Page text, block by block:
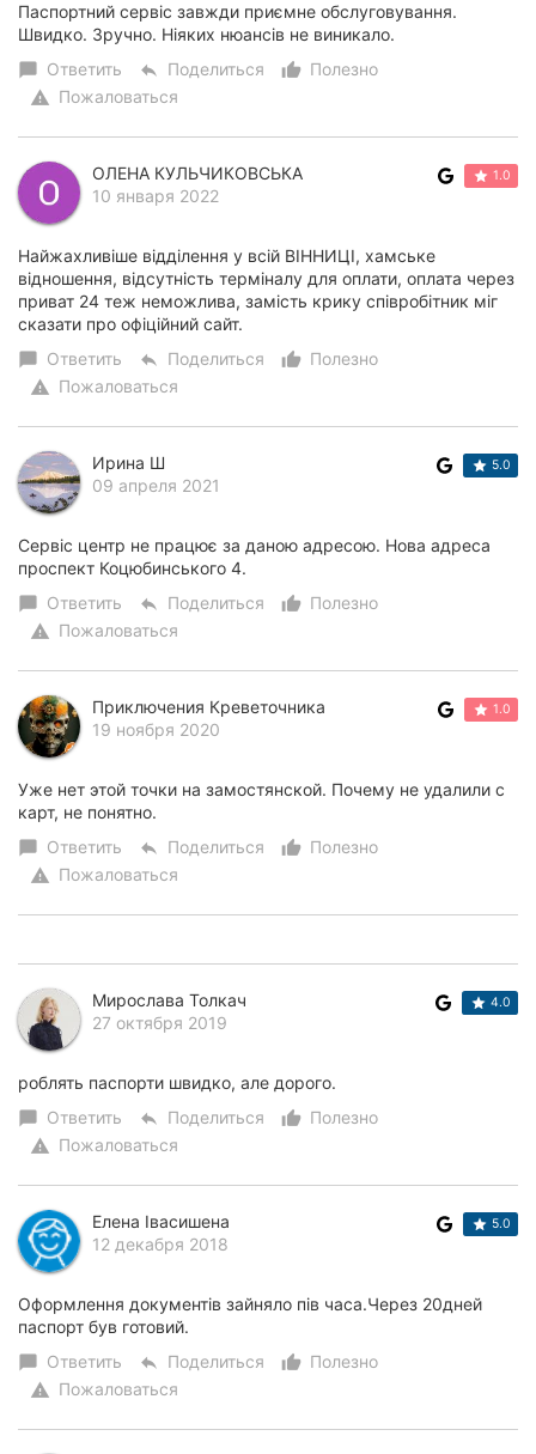
Ивано-
Франковск
Луцк
Карпаты
Паспортний сервіс завжди приємне обслуговування.
Швидко. Зручно. Ніяких нюансів не виникало.
chat_bubble Ответить reply Поделиться thumb_up_alt
Полезно
warning Пожаловаться
ОЛЕНА КУЛЬЧИКОВСЬКА
10 января 2022
1.0
Найжахливіше відділення у всій ВІННИЦІ, хамське
відношення, відсутність терміналу для оплати, оплата через
приват 24 теж неможлива, замість крику співробітник міг
сказати про офіційний сайт.
chat_bubble Ответить reply Поделиться thumb_up_alt
Полезно
warning Пожаловаться
Ирина Ш
09 апреля 2021
5.0
Сервіс центр не працює за даною адресою. Нова адреса
проспект Коцюбинського 4.
chat_bubble Ответить reply Поделиться thumb_up_alt
Полезно
warning Пожаловаться
Приключения Креветочника
19 ноября 2020
1.0
Уже нет этой точки на замостянской. Почему не удалили с
карт, не понятно.
chat_bubble Ответить reply Поделиться thumb_up_alt
Полезно
warning Пожаловаться
Мирослава Толкач
27 октября 2019
4.0
роблять паспорти швидко, але дорого.
chat_bubble Ответить reply Поделиться thumb_up_alt
Полезно
warning Пожаловаться
Елена Івасишена
12 декабря 2018
5.0
Оформлення документів зайняло пів часа.Через 20дней
паспорт був готовий.
chat_bubble Ответить reply Поделиться thumb_up_alt
Полезно
warning Пожаловаться